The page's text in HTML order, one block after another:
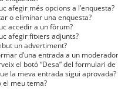
afegir més opcions a l’enquesta?
o eliminar una enquesta?
accedir a un fòrum?
afegir fitxers adjunts?
un advertiment?
d’una entrada a un
el botó “Desa” del formulari de
la meva entrada sigui aprovada?
el meu tema?